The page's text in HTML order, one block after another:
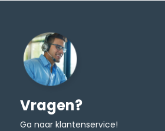
Vragen?
Ga naar klantenservice!